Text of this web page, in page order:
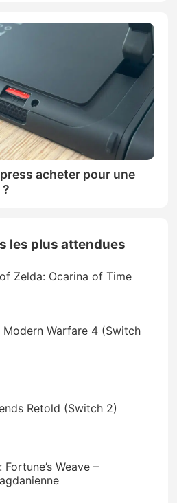
acheter pour une
les plus attendues
Zelda: Ocarina of Time
Warfare 4 (Switch
Retold (Switch 2)
Weave –